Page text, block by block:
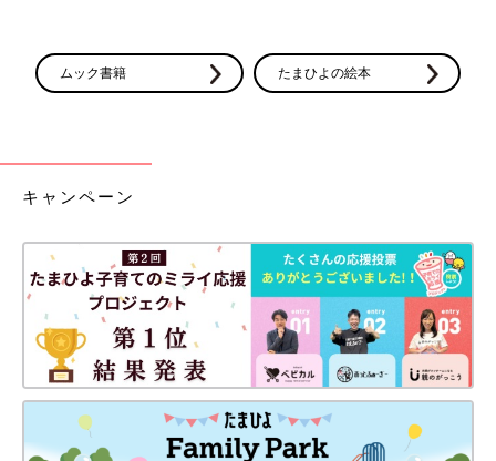
ムック書籍 たまひよの絵本
キャンペーン